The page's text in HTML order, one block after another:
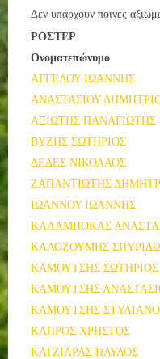
Δεν υπάρχουν ποινές
ΡΟΣΤΕΡ
Ονοματεπώνυμο
ΑΓΓΕΛΟΥ ΙΩΑΝΝΗΣ
ΑΝΑΣΤΑΣΙΟΥ
ΑΞΙΩΤΗΣ ΠΑΝΑΓΙΩΤΗΣ
ΒΥΖΗΣ ΣΩΤΗΡΙΟΣ
ΔΕΔΕΣ ΝΙΚΟΛΑΟΣ
ΖΑΠΑΝΤΙΩΤΗΣ
ΙΩΑΝΝΟΥ ΙΩΑΝΝΗΣ
ΚΑΛΑΜΠΟΚΑΣ
ΚΑΛΟΖΟΥΜΗΣ
ΚΑΜΟΥΤΣΗΣ ΣΩΤΗΡΙΟΣ
ΚΑΜΟΥΤΣΗΣ
ΚΑΜΟΥΤΣΗΣ
ΚΑΠΡΟΣ ΧΡΗΣΤΟΣ
ΚΑΤΖΙΑΡΑΣ ΠΑΥΛΟΣ